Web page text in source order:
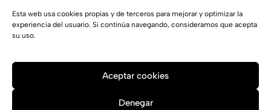
Esta web usa cookies propias y de terceros para mejorar y optimizar la
experiencia del usuario. Si continúa navegando, consideramos que acepta
su uso.
Aceptar cookies
Denegar